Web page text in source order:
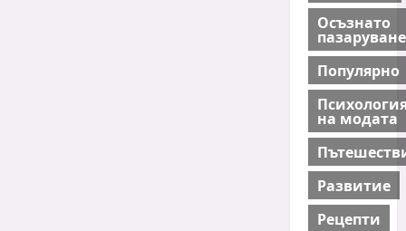
Осъзнато
пазаруване
Популярно
на модата
Развитие
Рецепти